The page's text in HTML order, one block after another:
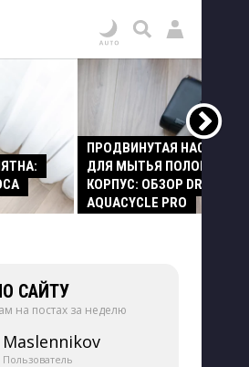
ПРОДВИНУТАЯ НАСАДКА
ДЛЯ МЫТЬЯ ПОЛОВ И
КОРПУС: ОБЗОР DREAME
AQUACYCLE PRO
САЙТУ
на постах за неделю
Maslennikov
Пользователь